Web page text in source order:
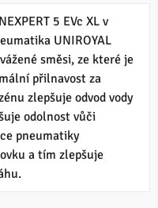
5 EVc XL v
UNIROYAL
směsi, ze které je
přilnavost za
zlepšuje odvod vody
odolnost vůči
pneumatiky
a tím zlepšuje